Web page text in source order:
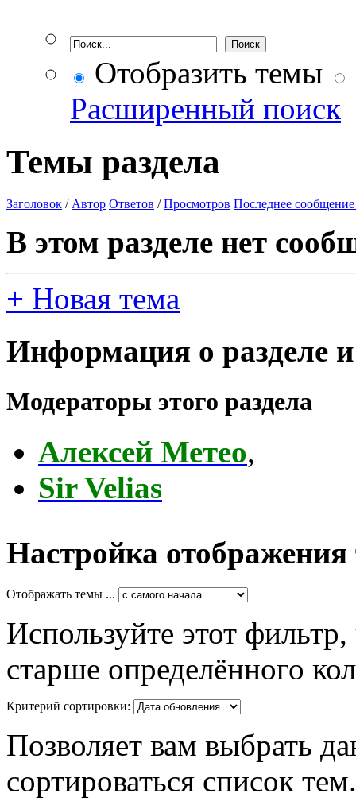
Отобразить темы
Расширенный поиск
Темы раздела
Заголовок / Автор Ответов /Просмотров Последнее сообщение
В этом разделе нет
+ Новая тема
Информация о разделе
Модераторы этого раздела
Алексей Метео,
Sir Velias
Настройка отображения
Отображать темы ...
Используйте этот
старше определённого
Критерий сортировки:
Позволяет вам выбрать
сортироваться список тем.